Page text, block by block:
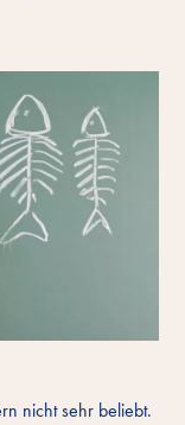
nicht sehr beliebt.